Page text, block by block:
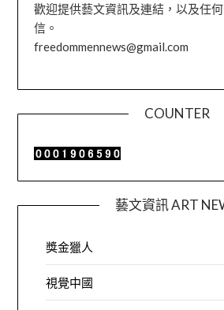
歡迎提供藝文資訊及連結，以及任
信。
freedommennews@gmail.com
COUNTER
藝文資訊 ART
獎金獵人
視覺中國